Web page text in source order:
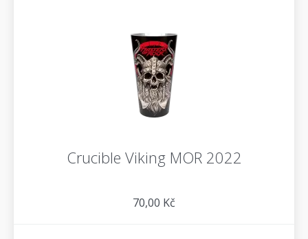
Crucible Viking MOR 2022
70,00 Kč